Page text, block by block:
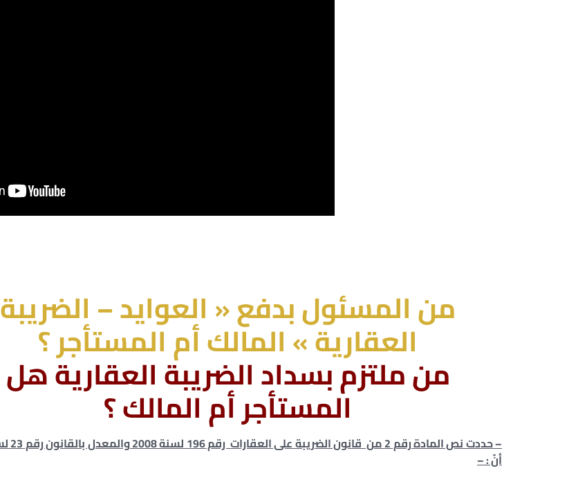
من المسئول بدفع « العوايد – الضريبة
العقارية » المالك أم المستأجر ؟
من ملتزم بسداد الضريبة العقارية هل
المستأجر أم المالك ؟
أنّ : –